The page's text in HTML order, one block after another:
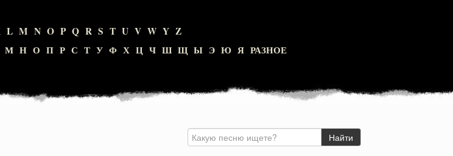
L M N O P Q R S T U V W Y Z
М Н О П Р С Т У Ф Х Ц Ч Ш Щ Ы Э Ю Я РАЗНОЕ